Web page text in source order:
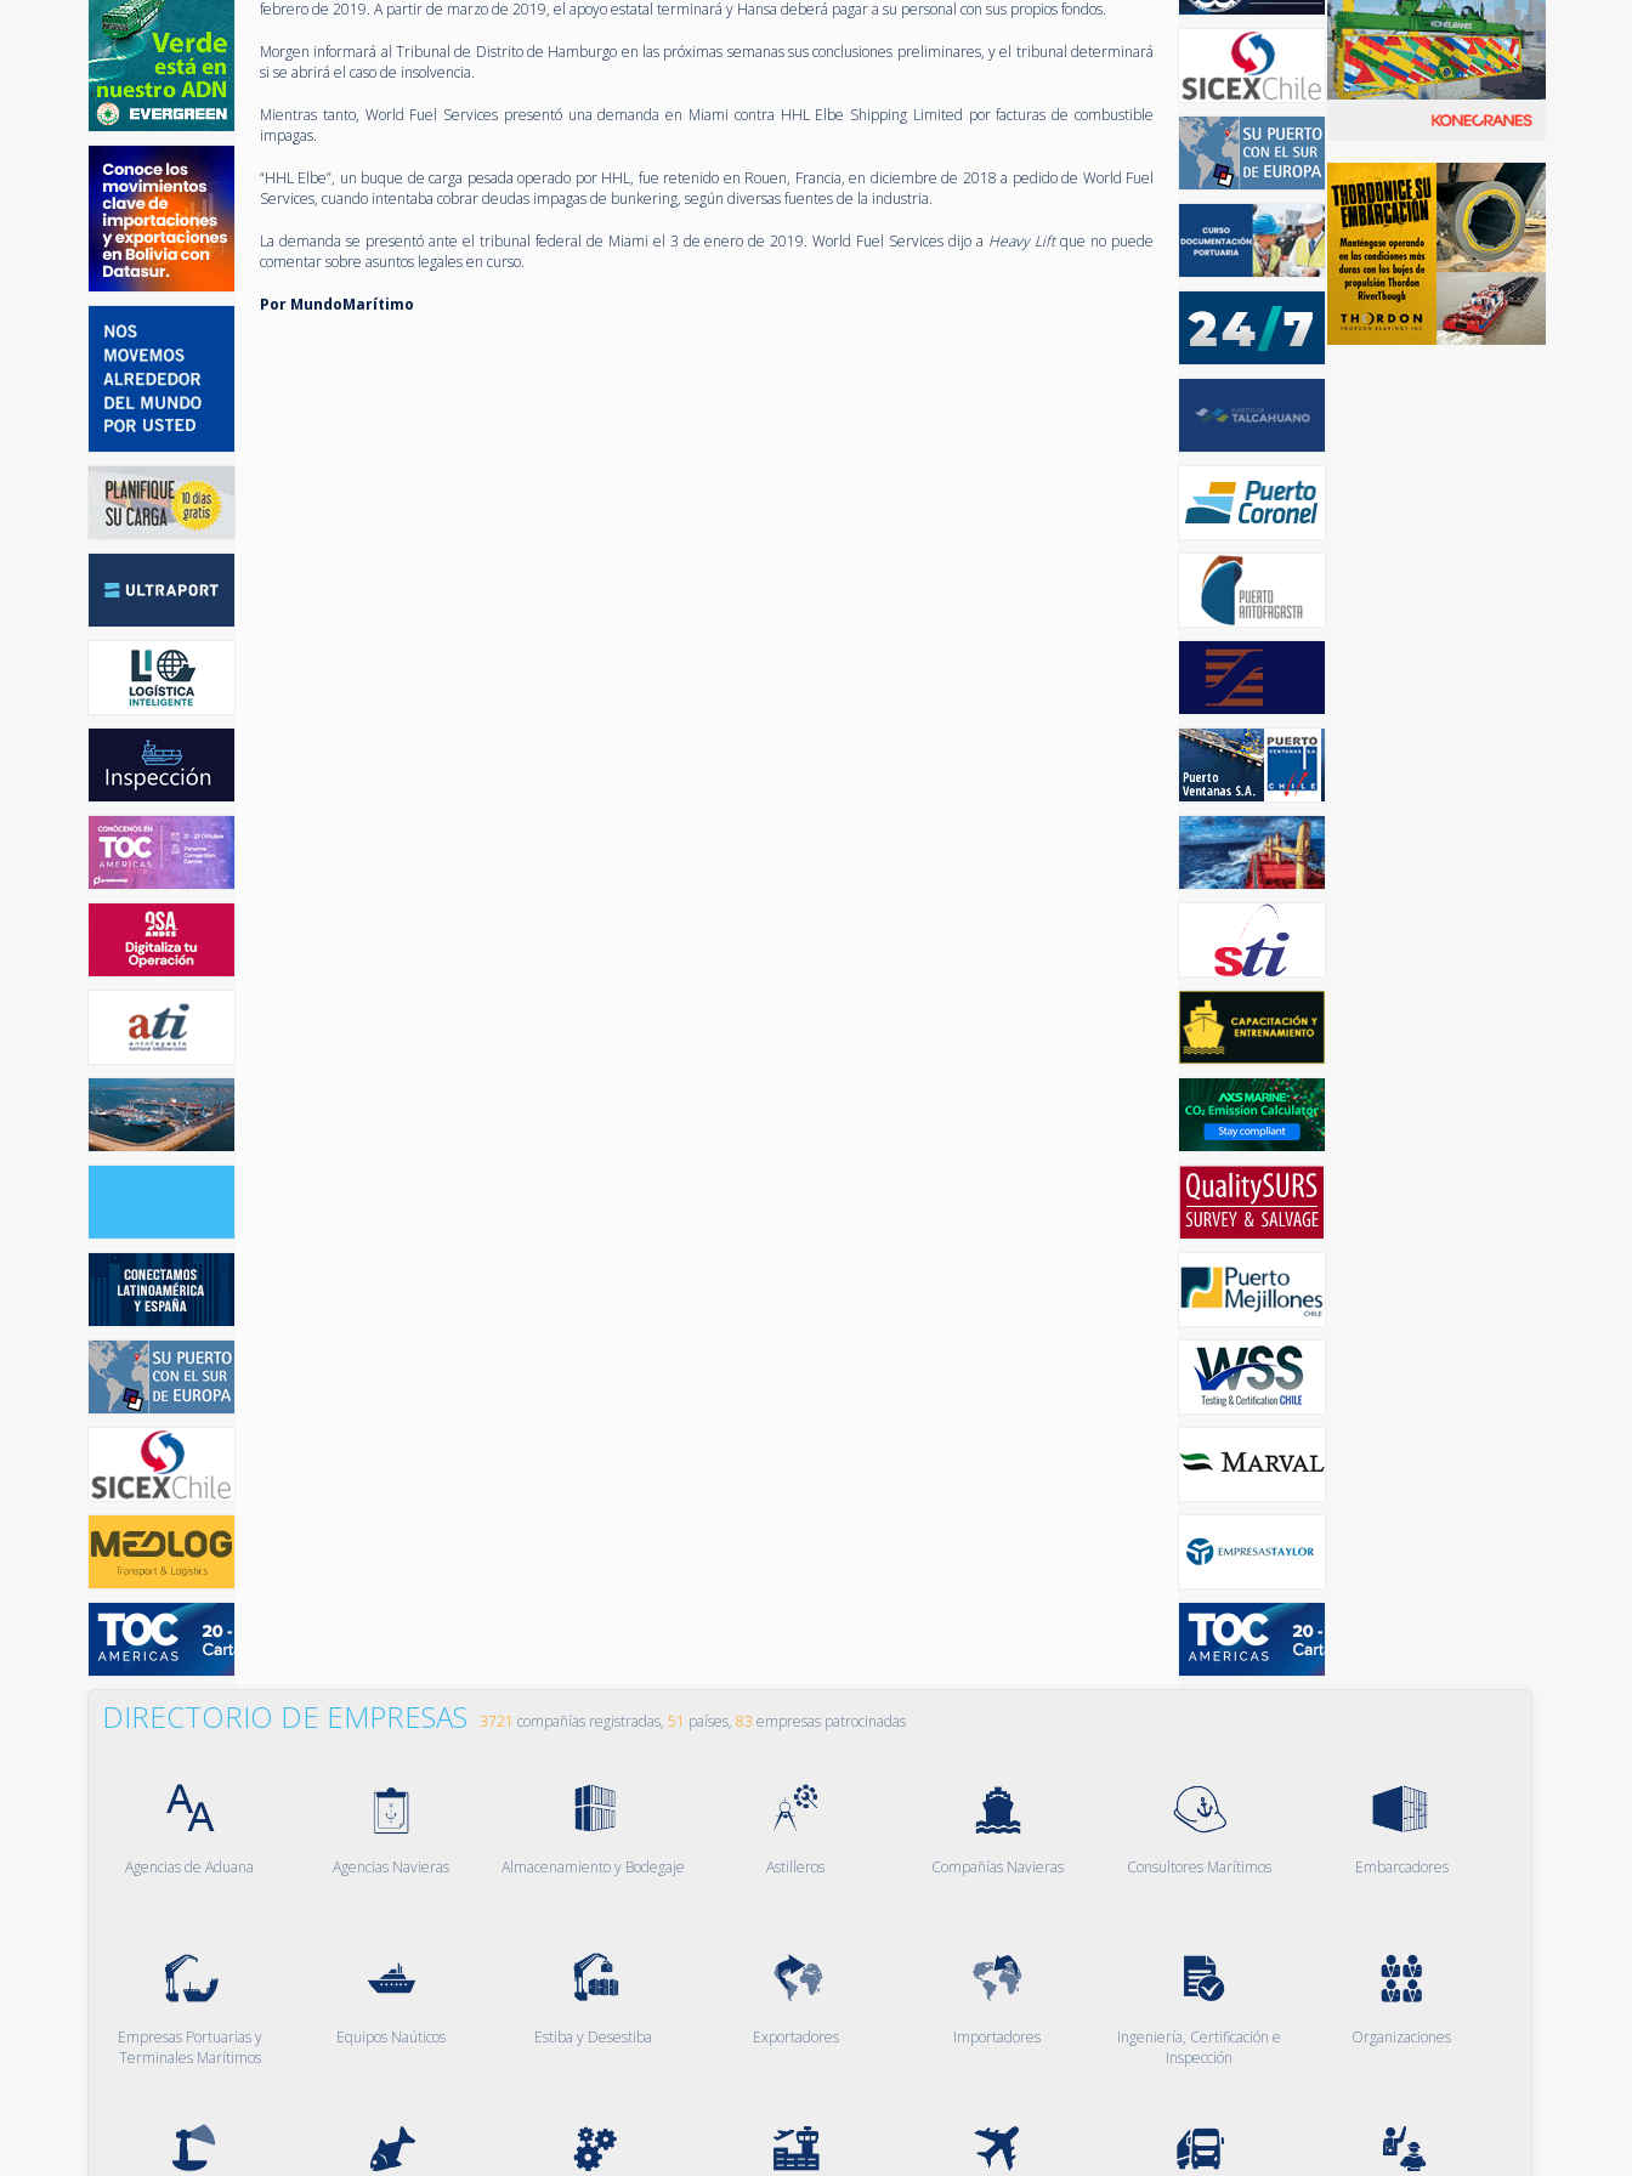
febrero de 2019. A partir de marzo de 2019, el apoyo estatal terminará y Hansa deberá pagar a su personal con sus propios fondos.
Morgen informará al Tribunal de Distrito de Hamburgo en las próximas semanas sus conclusiones preliminares, y el tribunal determinará
si se abrirá el caso de insolvencia.
Mientras tanto, World Fuel Services presentó una demanda en Miami contra HHL Elbe Shipping Limited por facturas de combustible
impagas.
“HHL Elbe”, un buque de carga pesada operado por HHL, fue retenido en Rouen, Francia, en diciembre de 2018 a pedido de World Fuel
Services, cuando intentaba cobrar deudas impagas de bunkering, según diversas fuentes de la industria.
La demanda se presentó ante el tribunal federal de Miami el 3 de enero de 2019. World Fuel Services dijo a Heavy Liftque no puede
comentar sobre asuntos legales en curso.
Por MundoMarítimo
DIRECTORIO DE EMPRESAS 3721 compañías registradas, 51 países, 83 empresas patrocinadas
Agencias de Aduana Agencias Navieras Almacenamiento y Bodegaje Astilleros Compañías Navieras Consultores Marítimos Embarcadores
Empresas Portuarias y
Terminales Marítimos
Equipos Naúticos Estiba y Desestiba Exportadores Importadores
Ingeniería, Certificación e
Inspección
Organizaciones